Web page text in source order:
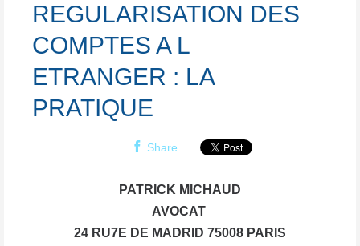
REGULARISATION DES
COMPTES A L
ETRANGER : LA
PRATIQUE
Share
PATRICK MICHAUD
AVOCAT
24 RU7E DE MADRID 75008 PARIS